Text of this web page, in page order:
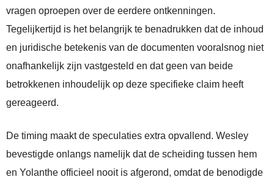
vragen oproepen over de eerdere ontkenningen.
Tegelijkertijd is het belangrijk te benadrukken dat de inhoud
en juridische betekenis van de documenten vooralsnog niet
onafhankelijk zijn vastgesteld en dat geen van beide
betrokkenen inhoudelijk op deze specifieke claim heeft
gereageerd.
De timing maakt de speculaties extra opvallend. Wesley
bevestigde onlangs namelijk dat de scheiding tussen hem
en Yolanthe officieel nooit is afgerond, omdat de benodigde